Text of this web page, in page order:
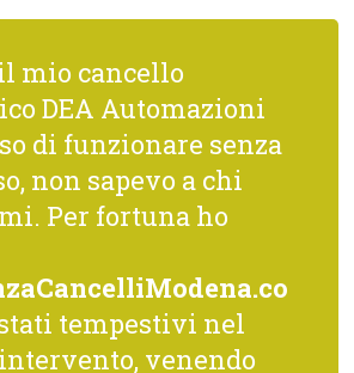
mio cancello
DEA Automazioni
di funzionare senza
non sapevo a chi
Per fortuna ho
tempestivi nel
venendo